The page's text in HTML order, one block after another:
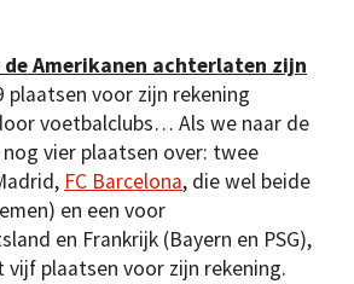
de Amerikanen achterlaten zijn
plaatsen voor zijn rekening
voetbalclubs… Als we naar de
nog vier plaatsen over: twee
FC Barcelona, die wel beide
en een voor
en Frankrijk (Bayern en PSG),
vijf plaatsen voor zijn rekening.